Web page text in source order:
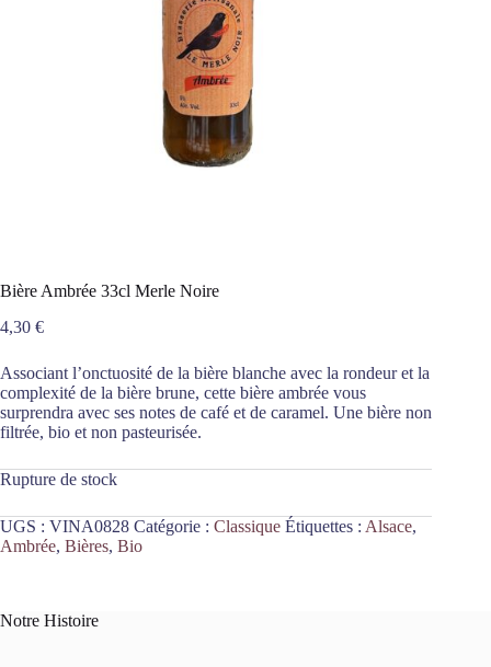
Bière Ambrée 33cl Merle Noire
4,30 €
Associant l’onctuosité de la bière blanche avec la rondeur et la
complexité de la bière brune, cette bière ambrée vous
surprendra avec ses notes de café et de caramel. Une bière non
filtrée, bio et non pasteurisée.
Rupture de stock
UGS : VINA0828 Catégorie : Classique Étiquettes : Alsace,
Ambrée, Bières, Bio
Notre Histoire